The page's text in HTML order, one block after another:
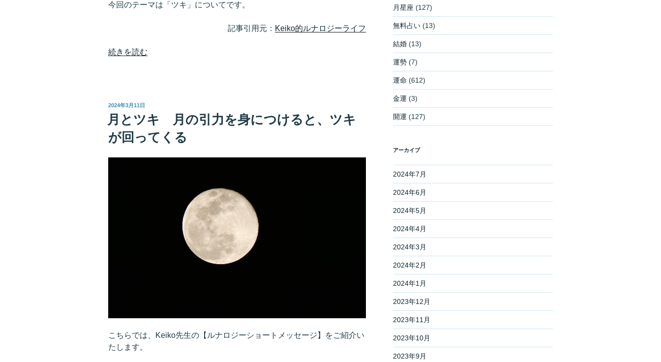
の
今回のテーマは「ツキ」についてです。
記事引用元： Keiko的ルナロジーライフ
“月
ツ
キ
を
得
の
続きを読む
投
稿
日:
2024年3月11日
月とツキ 月の引力を身につけると、ツキ
が回ってくる
こちらでは、Keiko先生の【ルナロジーショートメッセージ】をご紹介い
たします。
月星座 (127)
無料占い(13)
結婚(13)
運勢(7)
運命 (612)
金運 (3)
開運 (127)
アーカイブ
2024年7月
2024年6月
2024年5月
2024年4月
2024年3月
2024年2月
2024年1月
2023年12月
2023年11月
2023年10月
2023年9月